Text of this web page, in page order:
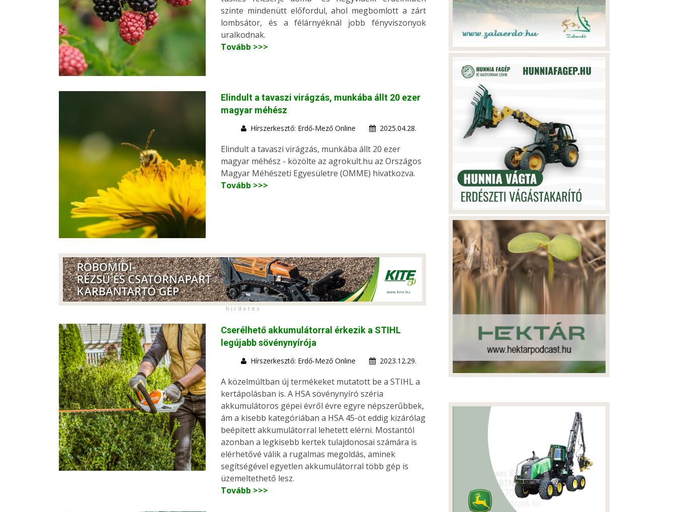
szinte mindenütt előfordul, ahol megbomlott a zárt
lombsátor, és a félárnyéknál jobb fényviszonyok
uralkodnak.
Tovább >>>
Elindult a tavaszi virágzás, munkába állt 20 ezer
magyar méhész
Hírszerkesztő: Erdő-Mező Online 2025.04.28.
Elindult a tavaszi virágzás, munkába állt 20 ezer
magyar méhész - közölte az agrokult.hu az Országos
Magyar Méhészeti Egyesületre (OMME) hivatkozva.
Tovább >>>
h i r d e t é s
Cserélhető akkumulátorral érkezik a STIHL
legújabb sövénynyírója
Hírszerkesztő: Erdő-Mező Online 2023.12.29.
A közelmúltban új termékeket mutatott be a STIHL a
kertápolásban is. A HSA sövénynyíró széria
akkumulátoros gépei évről évre egyre népszerűbbek,
ám a kisebb kategóriában a HSA 45-öt eddig kizárólag
beépített akkumulátorral lehetett elérni. Mostantól
azonban a legkisebb kertek tulajdonosai számára is
elérhetővé válik a rugalmas megoldás, aminek
segítségével egyetlen akkumulátorral több gép is
üzemeltethető lesz.
Tovább >>>